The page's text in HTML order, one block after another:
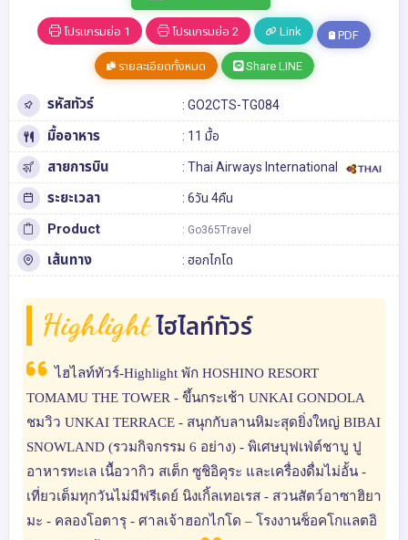
โปรแกรมย่อ 1 โปรแกรมย่อ 2 Link PDF
รายละเอียดทั้งหมด Share LINE
รหัสทัวร์ : GO2CTS-TG084
มื้ออาหาร : 11 มื้อ
สายการบิน : Thai Airways International
ระยะเวลา : 6วัน 4คืน
Product : Go365Travel
เส้นทาง : ฮอกไกโด
Highlight ไฮไลท์ทัวร์
ไฮไลท์ทัวร์-Highlight พัก HOSHINO RESORT
TOMAMU THE TOWER - ขึ้นกระเช้า UNKAI GONDOLA
ชมวิว UNKAI TERRACE - สนุกกับลานหิมะสุดยิ่งใหญ่ BIBAI
SNOWLAND (รวมกิจกรรม 6 อย่าง) - พิเศษบุฟเฟ่ต์ชาบู ปู
อาหารทะเล เนื้อวากิว สเต็ก ซูชิอิคุระ และเครื่องดื่มไม่อั้น -
เที่ยวเต็มทุกวันไม่มีฟรีเดย์ นิงเกิ้ลเทอเรส - สวนสัตว์อาซาฮิยา
มะ - คลองโอตารุ - ศาลเจ้าฮอกไกโด – โรงงานช็อคโกแลตอิ